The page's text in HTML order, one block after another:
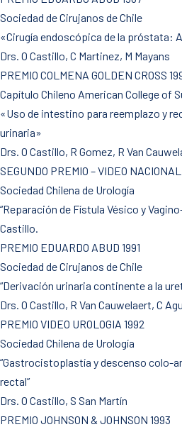
Sociedad de Cirujanos de Chile
«Cirugía endoscópica de la próstata:
Drs. O Castillo, C Martinez, M Mayans
PREMIO COLMENA GOLDEN CROSS
Capítulo Chileno American College of
«Uso de intestino para reemplazo y
urinaria»
Drs. O Castillo, R Gomez, R Van
SEGUNDO PREMIO – VIDEO NACIONAL
Sociedad Chilena de Urología
“Reparación de Fístula Vésico y
Castillo.
PREMIO EDUARDO ABUD 1991
Sociedad de Cirujanos de Chile
“Derivación urinaria continente a la
Drs. O Castillo, R Van Cauwelaert, C
PREMIO VIDEO UROLOGIA 1992
Sociedad Chilena de Urología
“Gastrocistoplastía y descenso colo-
rectal”
Drs. O Castillo, S San Martín
PREMIO JOHNSON & JOHNSON 1993